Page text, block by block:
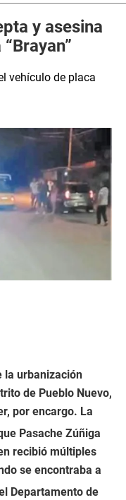
y asesina
vehículo de placa
la urbanización
de Pueblo Nuevo,
por encargo. La
Pasache Zúñiga
recibió múltiples
se encontraba a
Departamento de